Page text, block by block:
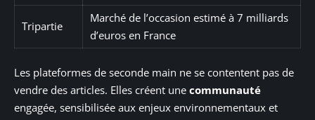
Tripartie
Marché de l’occasion estimé à 7 milliards
d’euros en France
Les plateformes de seconde main ne se contentent pas de
vendre des articles. Elles créent une communauté
engagée, sensibilisée aux enjeux environnementaux et